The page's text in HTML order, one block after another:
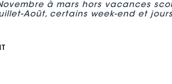
à mars hors vacances
Août, certains week-end et